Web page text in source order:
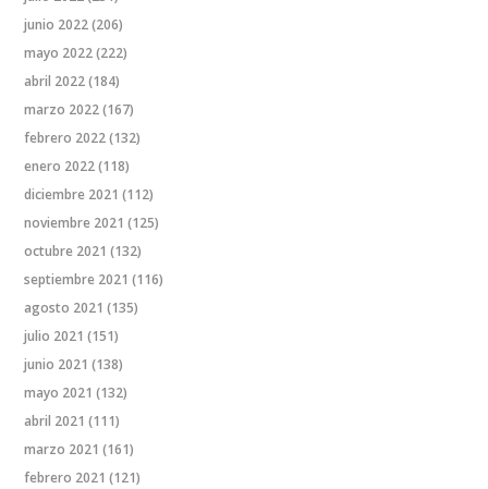
junio 2022(206)
mayo 2022(222)
abril 2022(184)
marzo 2022(167)
febrero 2022(132)
enero 2022(118)
diciembre 2021 (112)
noviembre 2021 (125)
octubre 2021 (132)
septiembre 2021 (116)
agosto 2021 (135)
julio 2021 (151)
junio 2021 (138)
mayo 2021 (132)
abril 2021 (111)
marzo 2021 (161)
febrero 2021 (121)